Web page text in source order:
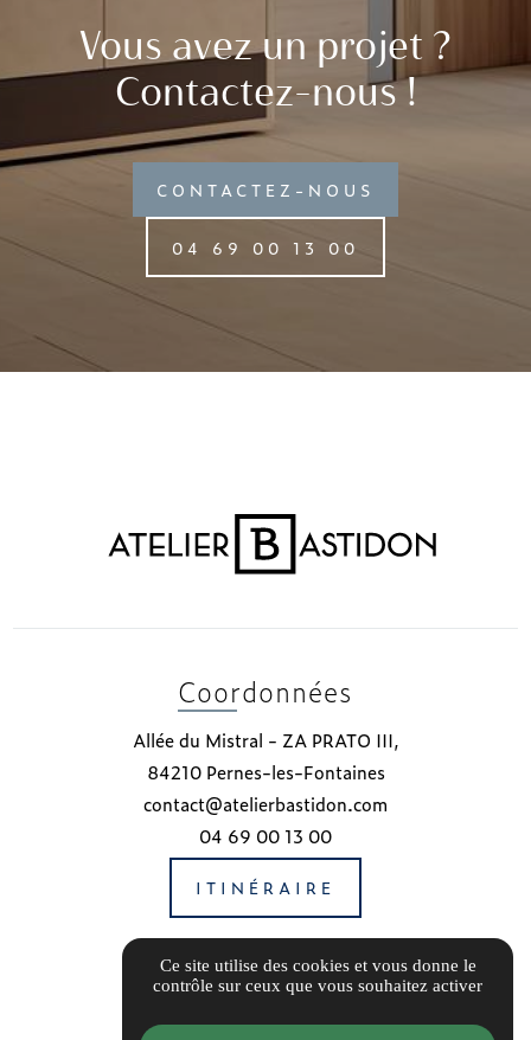
Vous avez un projet ?
Contactez-nous !
CONTACTEZ-NOUS
04 69 00 13 00
Coordonnées
Allée du Mistral - ZA PRATO III,
84210 Pernes-les-Fontaines
contact@atelierbastidon.com
04 69 00 13 00
ITINÉRAIRE
Notre Partenaire
Ce site utilise des cookies et vous donne le
contrôle sur ceux que vous souhaitez activer